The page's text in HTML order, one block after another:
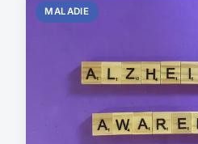
MALADIE